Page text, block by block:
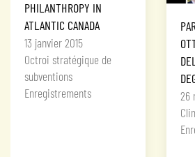
PHILANTHROPY IN
ATLANTIC CANADA
13 janvier 2015
Octroi stratégique de
subventions
Enregistrements
26